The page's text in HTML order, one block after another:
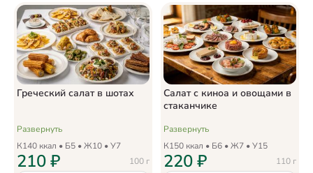
Греческий салат в шотах
Развернуть
К140 ккал • Б5 • Ж10 • У7
100 г
210₽
Салат с киноа и овощами в
стаканчике
Развернуть
К150 ккал • Б6 • Ж7 • У15
110 г
220₽